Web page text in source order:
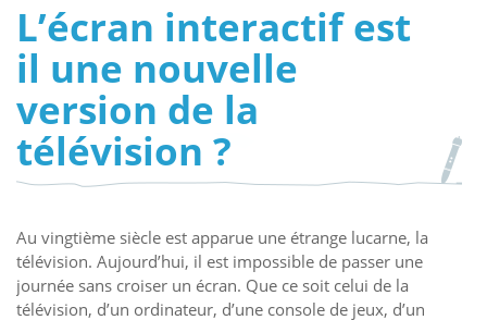
L’écran interactif est
il une nouvelle
version de la
télévision ?
Au vingtième siècle est apparue une étrange lucarne, la
télévision. Aujourd’hui, il est impossible de passer une
journée sans croiser un écran. Que ce soit celui de la
télévision, d’un ordinateur, d’une console de jeux, d’un